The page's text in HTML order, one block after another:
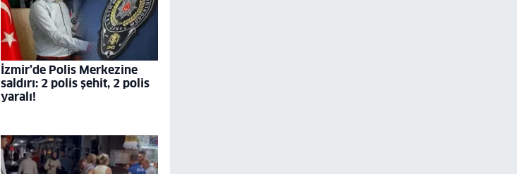
İzmir’de Polis Merkezine
saldırı: 2 polis şehit, 2 polis
yaralı!